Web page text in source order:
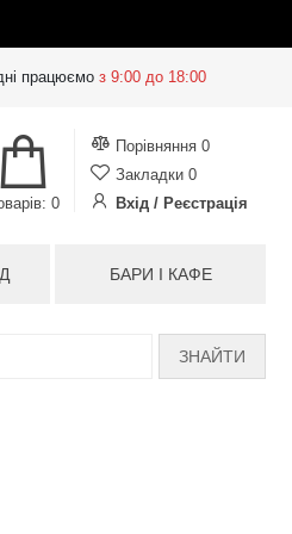
працюємо з 9:00 до 18:00
Порівняння 0
Закладки 0
Вхід / Реєстрація
0
БАРИ І КАФЕ
ЗНАЙТИ